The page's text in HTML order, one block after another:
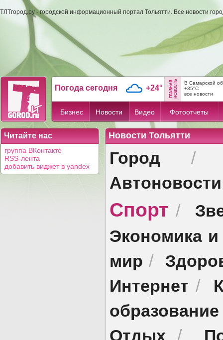
ТЛТгород.ру - городской информационный портал Тольятти. Все новости
Погода сегодня +24°
В Самарской
+35°C
все новости
Бизнес Новости Видео Фотоотчеты
Читайте нас
группа ВКонтакте
RSS-лента
добавить виджет в yandex
Новости Тольятти
Город
Автоновости
Спорт /
Экономика
мир /
Интернет /
образование
Отдых /